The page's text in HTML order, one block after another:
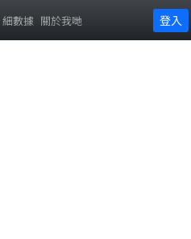
細數據 關於我哋 登入